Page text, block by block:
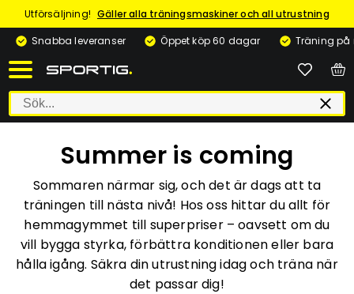
Utförsäljning! Gäller alla träningsmaskiner och all utrustning
Snabba leveranser
Öppet köp 60 dagar Träning på
Summer is coming
Sommaren närmar sig, och det är dags att ta
träningen till nästa nivå! Hos oss hittar du allt för
hemmagymmet till superpriser – oavsett om du
vill bygga styrka, förbättra konditionen eller bara
hålla igång. Säkra din utrustning idag och träna när
det passar dig!